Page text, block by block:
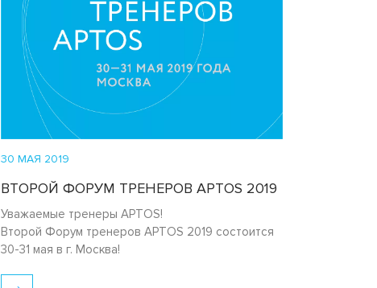
30 МАЯ 2019
ВТОРОЙ ФОРУМ ТРЕНЕРОВ APTOS 2019
Уважаемые тренеры APTOS!
Второй Форум тренеров APTOS 2019 состоится
30-31 мая в г. Москва!